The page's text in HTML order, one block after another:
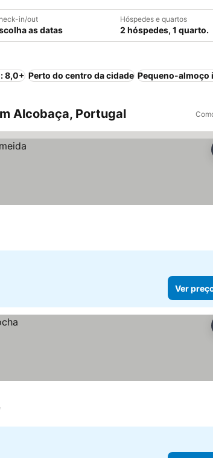
in/out
as datas
Hóspedes e quartos
2 hóspedes, 1 quarto.
8,0+ Perto do centro da cidade Pequeno-almoço
Alcobaça, Portugal
Ver